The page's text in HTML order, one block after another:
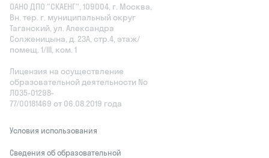
ОАНО ДПО "СКАЕНГ", 109004, г. Москва,
Вн. тер. г. муниципальный округ
Таганский, ул. Александра
Солженицына, д. 23А, стр.4, этаж/
помещ. 1/III, ком. 1
Лицензия на осуществление
образовательной деятельности No
Л035‑01298-
77/00181469 от 06.08.2019 года
Условия использования
Сведения об образовательной